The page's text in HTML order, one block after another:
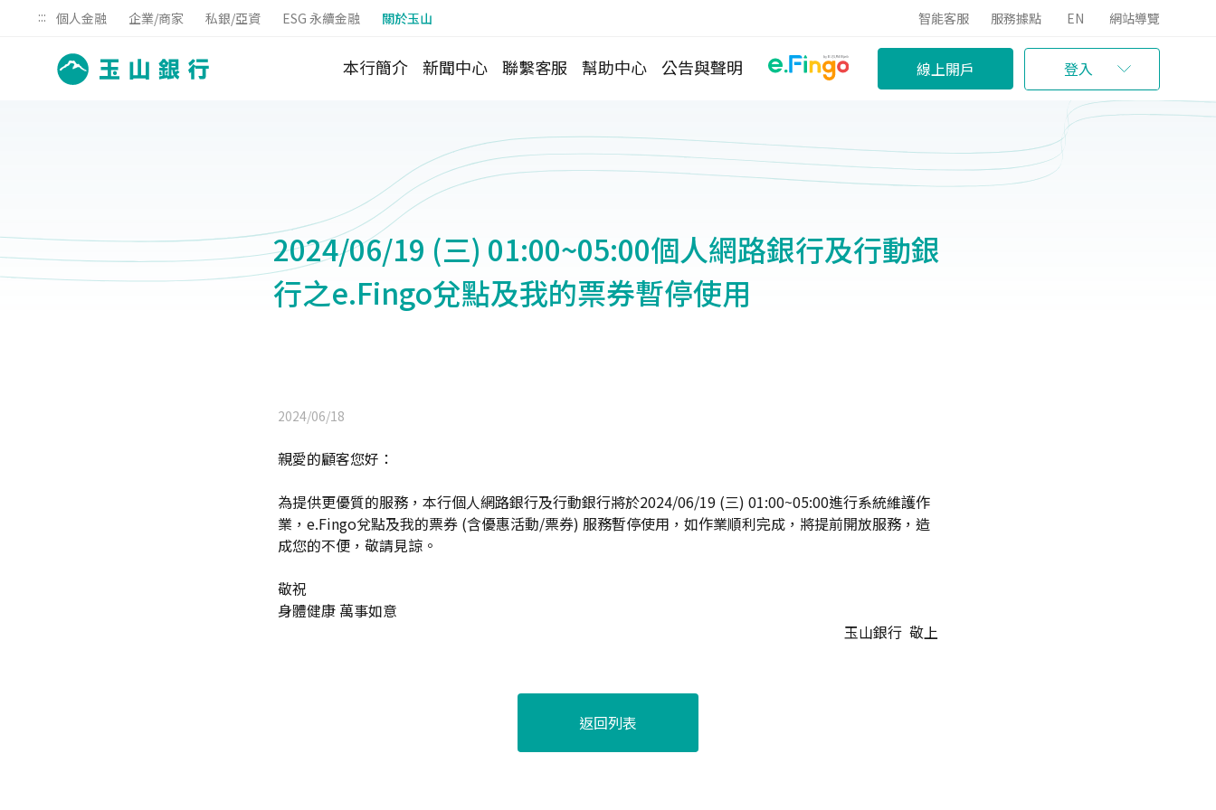
::: 個人金融 企業/商家 私銀/亞資 ESG 永續金融 關於玉山 智能客服 服務據點 EN 網站導覽
本行簡介 新聞中心 聯繫客服 幫助中心 公告與聲明 線上開戶 登入
2024/06/19 (三) 01:00~05:00個人網路銀行及行動銀
行之e.Fingo兌點及我的票券暫停使用
2024/06/18
親愛的顧客您好：
為提供更優質的服務，本行個人網路銀行及行動銀行將於2024/06/19 (三) 01:00~05:00進行系統維護作
業，e.Fingo兌點及我的票券 (含優惠活動/票券) 服務暫停使用，如作業順利完成，將提前開放服務，造
成您的不便，敬請見諒。
敬祝
身體健康 萬事如意
玉山銀行 敬上
返回列表